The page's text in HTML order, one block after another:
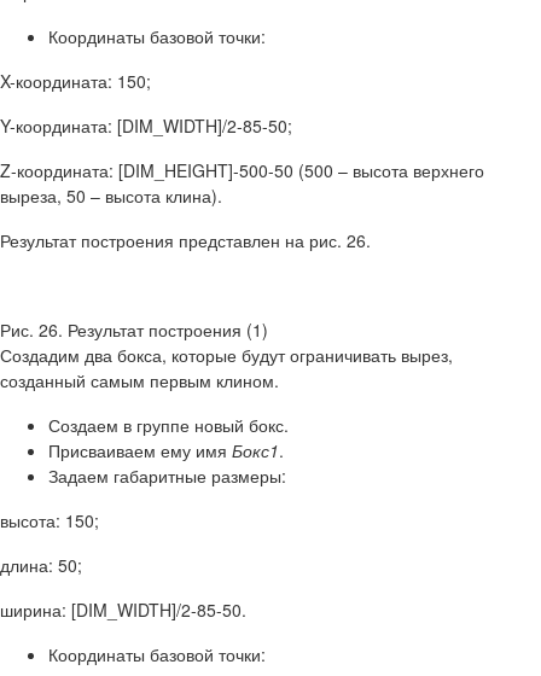
Координаты базовой точки:
X-координата: 150;
Y-координата: [DIM_WIDTH]/2-85-50;
Z-координата: [DIM_HEIGHT]-500-50 (500 – высота верхнего
выреза, 50 – высота клина).
Результат построения представлен на рис. 26.
Рис. 26. Результат построения (1)
Создадим два бокса, которые будут ограничивать вырез,
созданный самым первым клином.
Создаем в группе новый бокс.
Присваиваем ему имя Бокс1.
Задаем габаритные размеры:
высота: 150;
длина: 50;
ширина: [DIM_WIDTH]/2-85-50.
Координаты базовой точки: